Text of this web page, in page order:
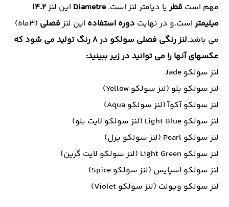
مهم است قطریا دیامتر لنز است. Diametre این لنز14.2
میلیمتراست.و در نهایت دوره استفاده این لنزفصلی
(3ماه)
می باشد.
لنز رنگی فصلی سولکو در 8 رنگ تولید می شود که
عکسهای آنها را می توانید در زیر ببینید:
لنز سولکو Jade
لنز سولکو یلو (لنز سولکو Yellow)
لنز سولکو آکوآ (لنز سولکو Aqua)
لنز سولکو Light Blue (لنز سولکو لایت بلو)
لنز سولکو Pearl (لنز سولکو پرل)
لنز سولکو Light Green (لنز سولکو لایت گرین)
لنز سولکو اسپایس (لنز سولکو Spice)
لنز سولکو ویولت (لنز سولکو Violet)